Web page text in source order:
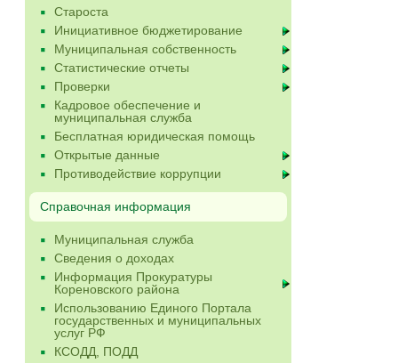
Староста
Инициативное бюджетирование
Муниципальная собственность
Статистические отчеты
Проверки
Кадровое обеспечение и
муниципальная служба
Бесплатная юридическая помощь
Открытые данные
Противодействие коррупции
Справочная информация
Муниципальная служба
Сведения о доходах
Информация Прокуратуры
Кореновского района
Использованию Единого Портала
государственных и муниципальных
услуг РФ
КСОДД, ПОДД